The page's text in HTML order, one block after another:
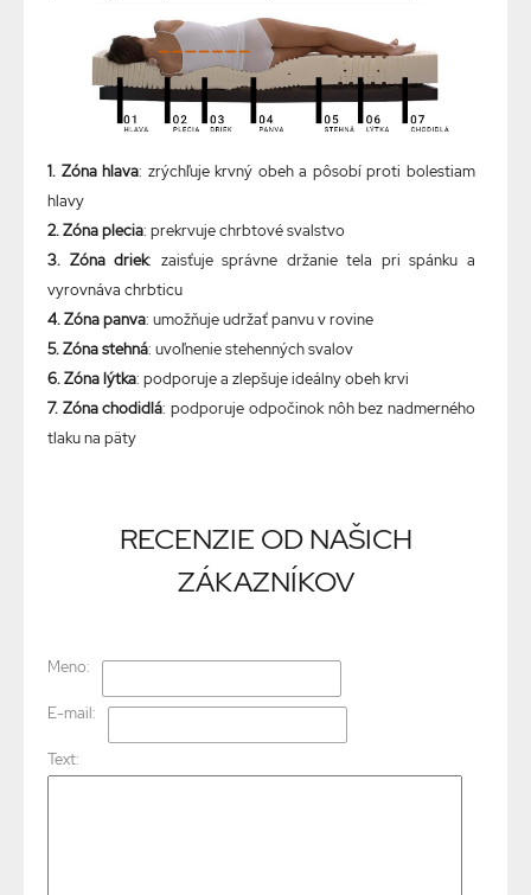
1. Zóna hlava: zrýchľuje krvný obeh a pôsobí proti bolestiam
hlavy
2. Zóna plecia: prekrvuje chrbtové svalstvo
3. Zóna driek: zaisťuje správne držanie tela pri spánku a
vyrovnáva chrbticu
4. Zóna panva: umožňuje udržať panvu v rovine
5. Zóna stehná: uvoľnenie stehenných svalov
6. Zóna lýtka: podporuje a zlepšuje ideálny obeh krvi
7. Zóna chodidlá: podporuje odpočinok nôh bez nadmerného
tlaku na päty
RECENZIE OD NAŠICH
ZÁKAZNÍKOV
Meno:
E-mail:
Text: